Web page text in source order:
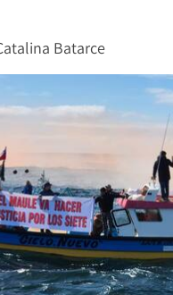
Batarce